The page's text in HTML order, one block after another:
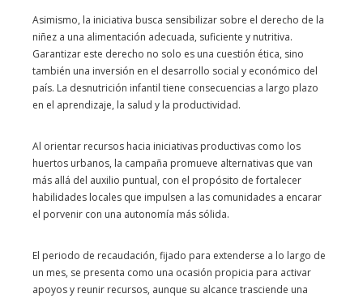
Asimismo, la iniciativa busca sensibilizar sobre el derecho de la
niñez a una alimentación adecuada, suficiente y nutritiva.
Garantizar este derecho no solo es una cuestión ética, sino
también una inversión en el desarrollo social y económico del
país. La desnutrición infantil tiene consecuencias a largo plazo
en el aprendizaje, la salud y la productividad.
Al orientar recursos hacia iniciativas productivas como los
huertos urbanos, la campaña promueve alternativas que van
más allá del auxilio puntual, con el propósito de fortalecer
habilidades locales que impulsen a las comunidades a encarar
el porvenir con una autonomía más sólida.
El periodo de recaudación, fijado para extenderse a lo largo de
un mes, se presenta como una ocasión propicia para activar
apoyos y reunir recursos, aunque su alcance trasciende una